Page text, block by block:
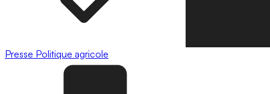
Presse Politique agricole